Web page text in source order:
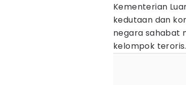
Kementerian
kedutaan dan
negara sahabat
kelompok teroris.